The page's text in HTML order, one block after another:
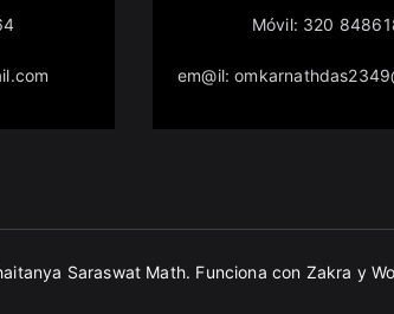
Móvil: 320
em@il:
Saraswat Math. Funciona con Zakra y